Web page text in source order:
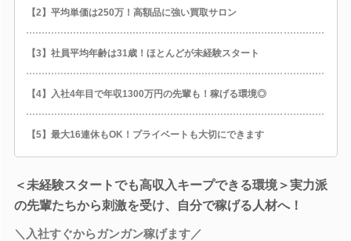
【2】平均単価は250万！高額品に強い買取サロン
【3】社員平均年齢は31歳！ほとんどが未経験スタート
【4】入社4年目で年収1300万円の先輩も！稼げる環境◎
【5】最大16連休もOK！プライベートも大切にできます
＜未経験スタートでも高収入キープできる環境＞実力派
の先輩たちから刺激を受け、自分で稼げる人材へ！
＼入社すぐからガンガン稼げます／